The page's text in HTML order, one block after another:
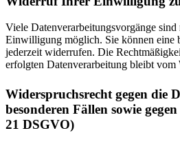
Viele Datenverarbeitungsvorgänge
Einwilligung möglich. Sie können eine
jederzeit widerrufen. Die
erfolgten Datenverarbeitung bleibt vom
Widerspruchsrecht gegen die
besonderen Fällen sowie
21 DSGVO)